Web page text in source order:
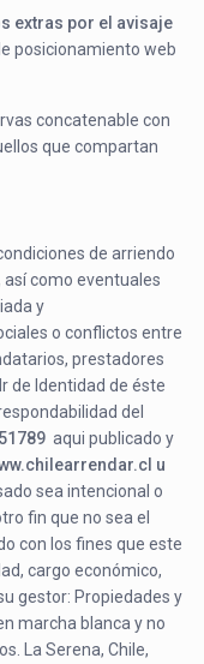
extras por el avisaje
posicionamiento web
concatenable con
que compartan
de arriendo
como eventuales
y
o conflictos entre
prestadores
de Identidad de éste
del
51789 aqui publicado y
u
sea intencional o
fin que no sea el
con los fines que este
cargo económico,
gestor: Propiedades y
marcha blanca y no
La Serena, Chile,